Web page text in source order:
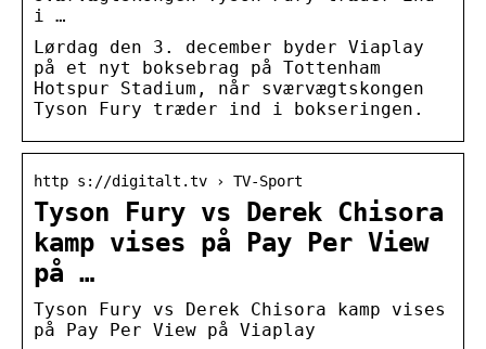
i …
Lørdag den 3. december byder Viaplay
på et nyt boksebrag på Tottenham
Hotspur Stadium, når sværvægtskongen
Tyson Fury træder ind i bokseringen.
http s://digitalt.tv › TV-Sport
Tyson Fury vs Derek Chisora
kamp vises på Pay Per View
på …
Tyson Fury vs Derek Chisora kamp vises
på Pay Per View på Viaplay